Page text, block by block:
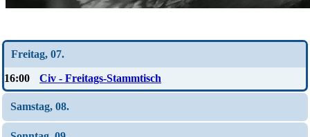
Freitag, 07.
16:00 Civ - Freitags-Stammtisch
Samstag, 08.